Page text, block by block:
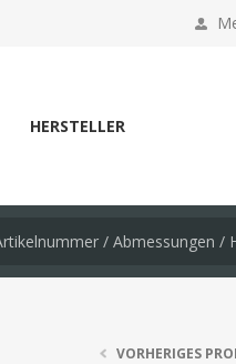
HERSTELLER
VORHERIGES